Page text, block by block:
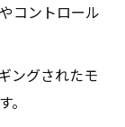
コントロール
ングされたモ